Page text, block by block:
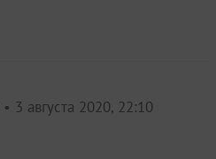
3 августа 2020, 22:10